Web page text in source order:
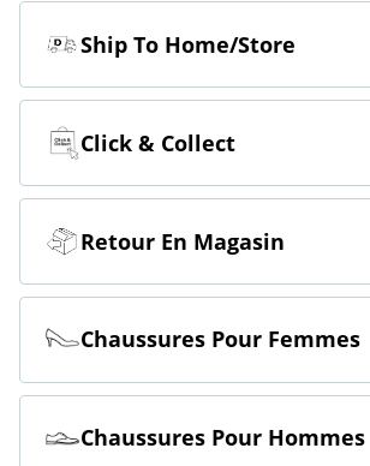
Ship To Home/Store
Commander en magasin & se faire
ou à domicile.
Click & Collect
Commander en ligne et retirer
magasin.
Retour En Magasin
Commander en ligne & retourner
Chaussures Pour Femmes
Chaussures Pour Hommes